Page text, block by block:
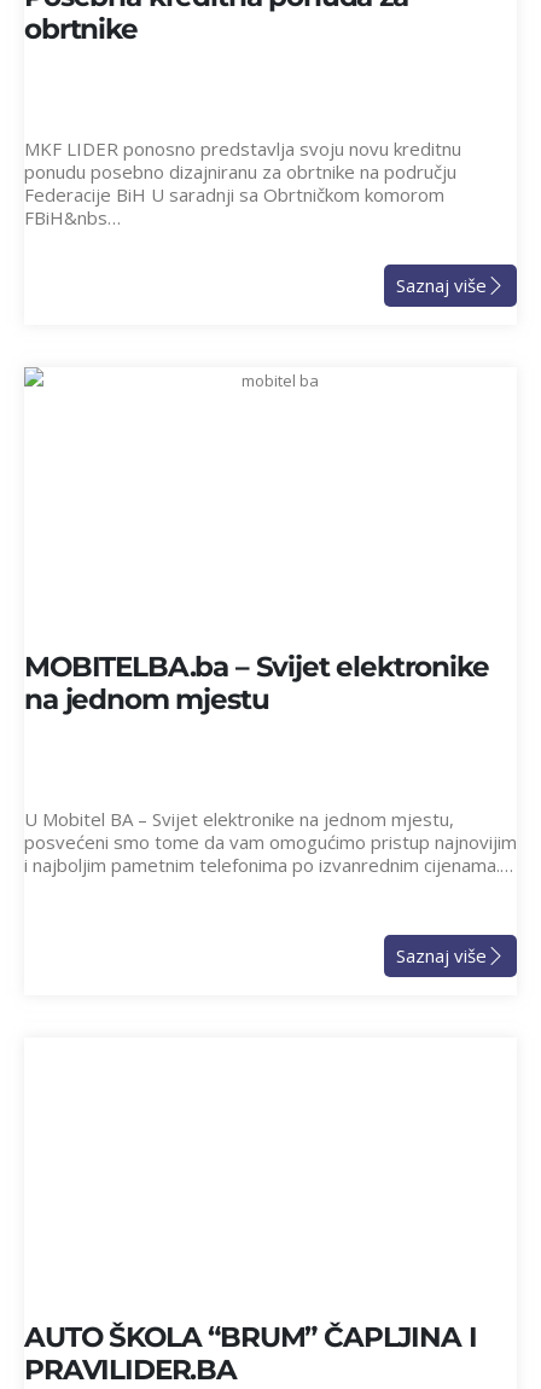
obrtnike
MKF LIDER ponosno predstavlja svoju novu kreditnu
ponudu posebno dizajniranu za obrtnike na području
Federacije BiH U saradnji sa Obrtničkom komorom
FBiH&nbs…
Saznaj više
MOBITELBA.ba – Svijet elektronike
na jednom mjestu
U Mobitel BA – Svijet elektronike na jednom mjestu,
posvećeni smo tome da vam omogućimo pristup najnovijim
i najboljim pametnim telefonima po izvanrednim cijenama.…
Saznaj više
AUTO ŠKOLA “BRUM” ČAPLJINA I
PRAVILIDER.BA